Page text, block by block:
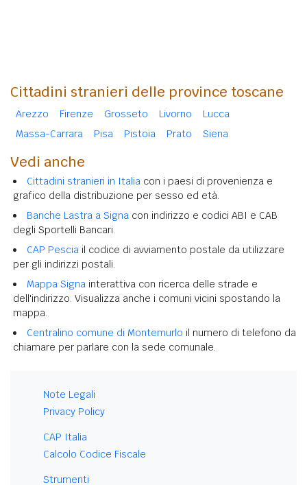
Cittadini stranieri delle province toscane
Arezzo Firenze Grosseto Livorno
Lucca
Massa-Carrara
Pisa Pistoia Prato Siena
Vedi anche
Cittadini stranieri in Italia con i paesi di provenienza e
grafico della distribuzione per sesso ed età.
Banche Lastra a Signa con indirizzo e codici ABI e CAB
degli Sportelli Bancari.
CAP Pescia il codice di avviamento postale da utilizzare
per gli indirizzi postali.
Mappa Signa interattiva con ricerca delle strade e
dell'indirizzo. Visualizza anche i comuni vicini spostando la
mappa.
Centralino comune di Montemurlo il numero di telefono da
chiamare per parlare con la sede comunale.
Note Legali
Privacy Policy
CAP Italia
Calcolo Codice Fiscale
Strumenti